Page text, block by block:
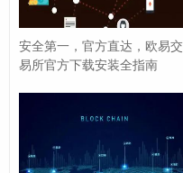
有一个【资金流水
您可以根据 时间范
细的交易记录，
方地址、交易哈
安全第一，官方直达，欧易交
易所官方下载安装全指南